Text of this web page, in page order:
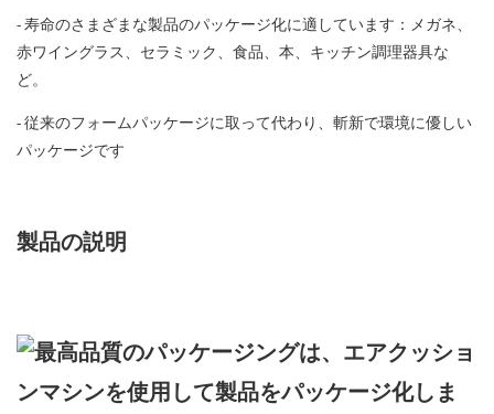
- 寿命のさまざまな製品のパッケージ化に適しています：メガネ、
赤ワイングラス、セラミック、食品、本、キッチン調理器具な
ど。
- 従来のフォームパッケージに取って代わり、斬新で環境に優しい
パッケージです
製品の説明